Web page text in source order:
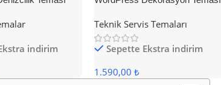
indirim
Teknik Servis Temaları
Sepette Ekstra indirim
1.590,00 ₺